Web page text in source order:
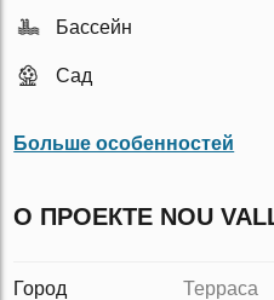
Бассейн
Сад
Больше особенностей
О ПРОЕКТЕ NOU
Город Терраса